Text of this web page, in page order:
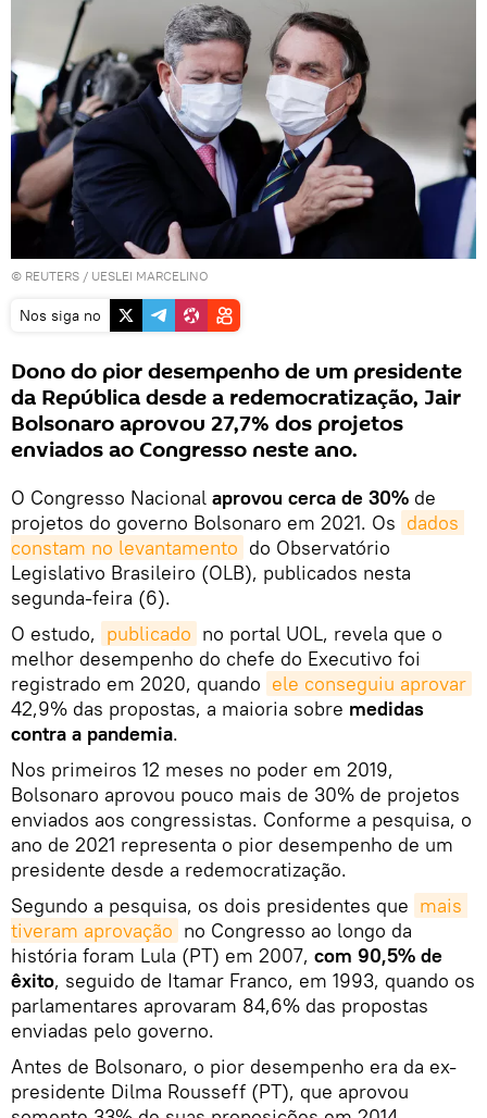
© REUTERS / UESLEI MARCELINO
Nos siga no
Dono do pior desempenho de um presidente
da República desde a redemocratização, Jair
Bolsonaro aprovou 27,7% dos projetos
enviados ao Congresso neste ano.
O Congresso Nacional aprovou cerca de 30% de
projetos do governo Bolsonaro em 2021. Os dados
constam no levantamento do Observatório
Legislativo Brasileiro (OLB), publicados nesta
segunda-feira (6).
O estudo, publicado no portal UOL, revela que o
melhor desempenho do chefe do Executivo foi
registrado em 2020, quando ele conseguiu aprovar
42,9% das propostas, a maioria sobre medidas
contra a pandemia.
Nos primeiros 12 meses no poder em 2019,
Bolsonaro aprovou pouco mais de 30% de projetos
enviados aos congressistas. Conforme a pesquisa, o
ano de 2021 representa o pior desempenho de um
presidente desde a redemocratização.
Segundo a pesquisa, os dois presidentes que mais
tiveram aprovação no Congresso ao longo da
história foram Lula (PT) em 2007, com 90,5% de
êxito, seguido de Itamar Franco, em 1993, quando os
parlamentares aprovaram 84,6% das propostas
enviadas pelo governo.
Antes de Bolsonaro, o pior desempenho era da ex-
presidente Dilma Rousseff (PT), que aprovou